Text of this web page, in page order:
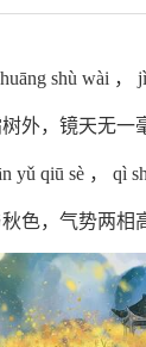
shù wài ，
，镜天无一
qiū sè ， qì shì
，气势两相